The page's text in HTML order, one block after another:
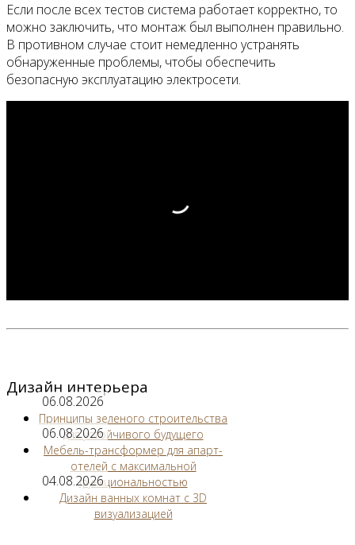
Если после всех тестов система работает корректно, то
можно заключить, что монтаж был выполнен правильно.
В противном случае стоит немедленно устранять
обнаруженные проблемы, чтобы обеспечить
безопасную эксплуатацию электросети.
Дизайн интерьера
06.08.2026
Принципы зеленого строительства
для устойчивого будущего
06.08.2026
Мебель-трансформер для апарт-
отелей с максимальной
функциональностью
04.08.2026
Дизайн ванных комнат с 3D
визуализацией